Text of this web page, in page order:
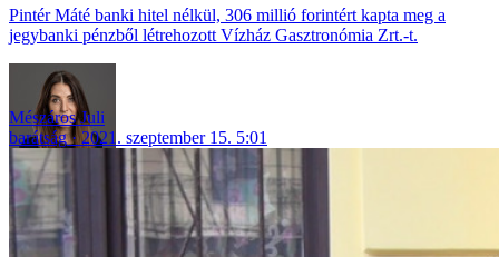
Pintér Máté banki hitel nélkül, 306 millió forintért kapta meg a
jegybanki pénzből létrehozott Vízház Gasztronómia Zrt.-t.
Mészáros Juli
barátság
2021. szeptember 15. 5:01